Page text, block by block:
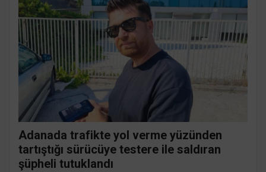
Adanada trafikte yol verme yüzünden
tartıştığı sürücüye testere ile saldıran
şüpheli tutuklandı